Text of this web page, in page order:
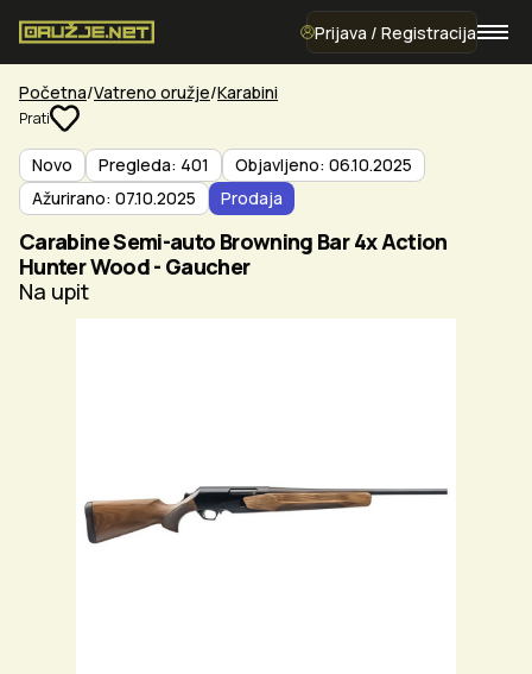
Prijava / Registracija
Početna Vatreno oružje Karabini
Prati
Novo Pregleda: 401
Objavljeno: 06.10.2025
Ažurirano: 07.10.2025
Prodaja
Carabine Semi-auto Browning Bar 4x Action
Hunter Wood - Gaucher
Na upit